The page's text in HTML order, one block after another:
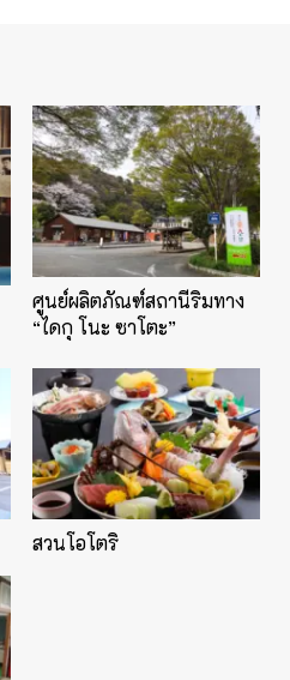
ศูนย์ผลิตภัณฑ์สถานีริมทาง
“ไดกุ โนะ ซาโตะ”
สวนโอโตริ